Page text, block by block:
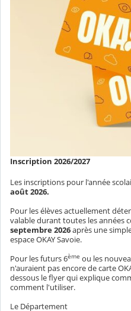
Inscription 2026/2027
Les inscriptions pour l'année
août 2026.
Pour les élèves actuellement
valable durant toutes les années
septembre2026après une
espace OKAY Savoie.
Pour les futurs 6ème ou les
n'auraient pas encore de carte
dessous le flyer qui explique
comment l'utiliser.
Le Département